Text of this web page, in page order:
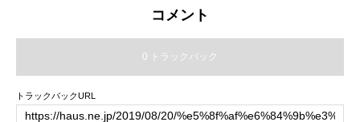
#貴陽#ラ・フランス#葡萄 #ぶどう
#100%#hausmatsue#島根 #松江
いの食材です.その生地を熱々の専
リュイエール」をたっぷりとのせ
コメント
0 トラックバック
トラックバックURL